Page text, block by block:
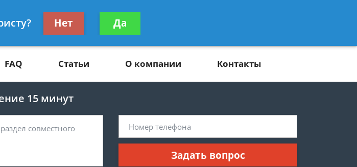
Получите консультацию
бесплатно
FAQ Статьи О компании Контакты
15 минут
Задать вопрос
Нет Да